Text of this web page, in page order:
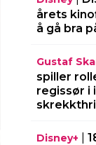
årets
å gå bra
Gustaf
spiller
regissør i
Disney+